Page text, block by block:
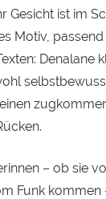
Gesicht ist im
Motiv,
Denalane
– ob sie
Funk kommen